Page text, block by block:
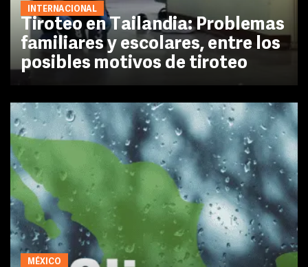
INTERNACIONAL
Tiroteo en Tailandia: Problemas
familiares y escolares, entre los
posibles motivos de tiroteo
MÉXICO